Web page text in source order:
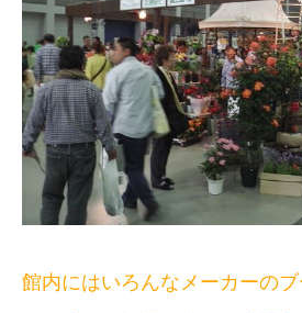
館内にはいろんなメーカーの